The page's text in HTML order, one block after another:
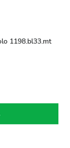
1198.bl33.mt